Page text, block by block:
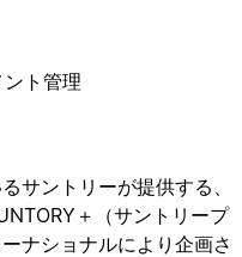
サントリーが提供する、
＋（サントリープ
ナショナルにより企画さ
ト管理